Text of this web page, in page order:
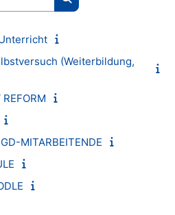
Räume suchen
(Weiterbildung,
MITARBEITENDE